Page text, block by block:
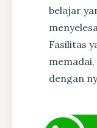
belajar
Fasilitas
dengan